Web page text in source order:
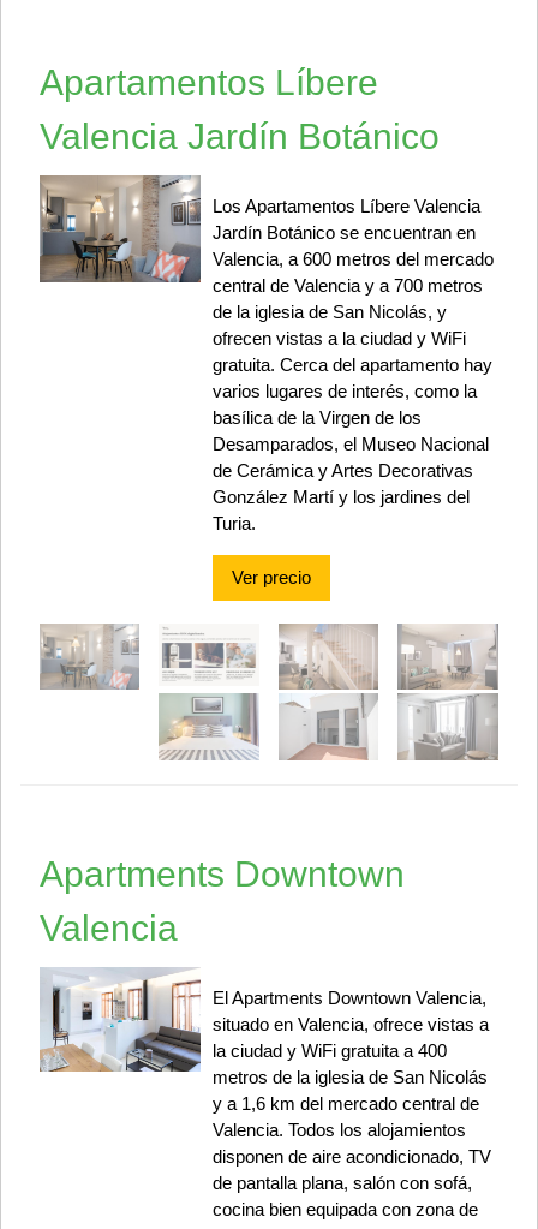
Apartamentos Líbere
Valencia Jardín Botánico
Los Apartamentos Líbere Valencia
Jardín Botánico se encuentran en
Valencia, a 600 metros del mercado
central de Valencia y a 700 metros
de la iglesia de San Nicolás, y
ofrecen vistas a la ciudad y WiFi
gratuita. Cerca del apartamento hay
varios lugares de interés, como la
basílica de la Virgen de los
Desamparados, el Museo Nacional
de Cerámica y Artes Decorativas
González Martí y los jardines del
Turia.
Ver precio
Apartments Downtown
Valencia
El Apartments Downtown Valencia,
situado en Valencia, ofrece vistas a
la ciudad y WiFi gratuita a 400
metros de la iglesia de San Nicolás
y a 1,6 km del mercado central de
Valencia. Todos los alojamientos
disponen de aire acondicionado, TV
de pantalla plana, salón con sofá,
cocina bien equipada con zona de